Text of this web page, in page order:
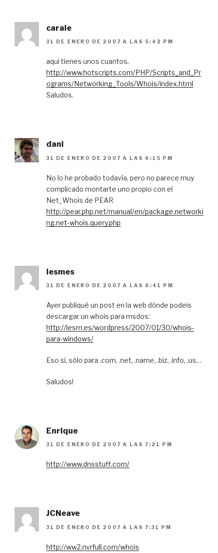
caraie
31 DE ENERO DE 2007 A LAS 5:42 PM
aqui tienes unos cuantos.
http://www.hotscripts.com/PHP/Scripts_and_Pr
ograms/Networking_Tools/Whois/index.html
Saludos.
dani
31 DE ENERO DE 2007 A LAS 6:15 PM
No lo he probado todavía, pero no parece muy
complicado montarte uno propio con el
Net_Whois de PEAR
http://pear.php.net/manual/en/package.networki
ng.net-whois.query.php
lesmes
31 DE ENERO DE 2007 A LAS 6:41 PM
Ayer publiqué un post en la web dónde podeis
descargar un whois para msdos:
http://lesm.es/wordpress/2007/01/30/whois-
para-windows/
Eso si, sólo para .com, .net, .name, .biz, .info, .us…
Saludos!
Enrique
31 DE ENERO DE 2007 A LAS 7:21 PM
http://www.dnsstuff.com/
JCNeave
31 DE ENERO DE 2007 A LAS 7:31 PM
http://ww2.nvrfull.com/whois